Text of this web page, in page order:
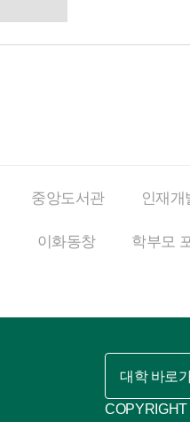
중앙도서관 인재개
이화동창 학부모
대학 바로